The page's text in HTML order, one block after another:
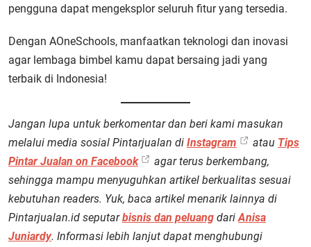
pengguna dapat mengeksplor seluruh fitur yang tersedia.
Dengan AOneSchools, manfaatkan teknologi dan inovasi
agar lembaga bimbel kamu dapat bersaing jadi yang
terbaik di Indonesia!
Jangan lupa untuk berkomentar dan beri kami masukan
melalui media sosial Pintarjualan di Instagram atau Tips
Pintar Jualan on Facebook
agar terus berkembang,
sehingga mampu menyuguhkan artikel berkualitas sesuai
kebutuhan readers. Yuk, baca artikel menarik lainnya di
Pintarjualan.id seputarbisnis dan peluang dari Anisa
Juniardy. Informasi lebih lanjut dapat menghubungi